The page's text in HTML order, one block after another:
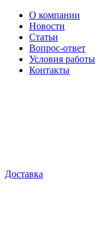
О компании
Новости
Статьи
Вопрос-ответ
Условия работы
Контакты
Доставка